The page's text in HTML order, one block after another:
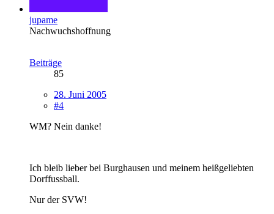
jupame
Nachwuchshoffnung
Beiträge
85
28. Juni 2005
#4
WM? Nein danke!
Ich bleib lieber bei Burghausen und meinem heißgeliebten
Dorffussball.
Nur der SVW!